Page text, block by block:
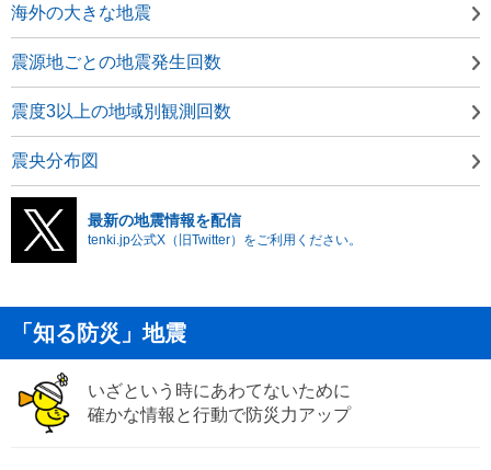
海外の大きな地震
震源地ごとの地震発生回数
震度3以上の地域別観測回数
震央分布図
最新の地震情報を配信
tenki.jp公式X（旧Twitter）をご利用ください。
「知る防災」地震
いざという時にあわてないために
確かな情報と行動で防災力アップ